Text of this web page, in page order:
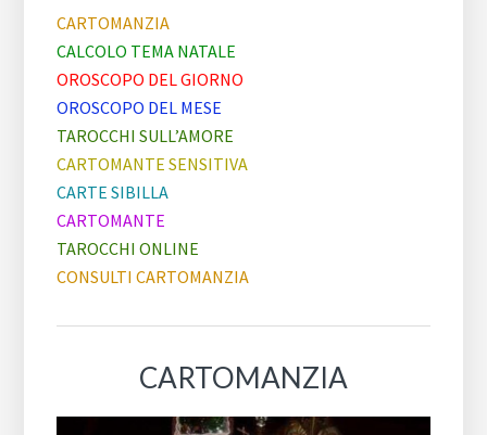
CARTOMANZIA
CALCOLO TEMA NATALE
OROSCOPO DEL GIORNO
OROSCOPO DEL MESE
TAROCCHI SULL’AMORE
CARTOMANTE SENSITIVA
CARTE SIBILLA
CARTOMANTE
TAROCCHI ONLINE
CONSULTI CARTOMANZIA
CARTOMANZIA